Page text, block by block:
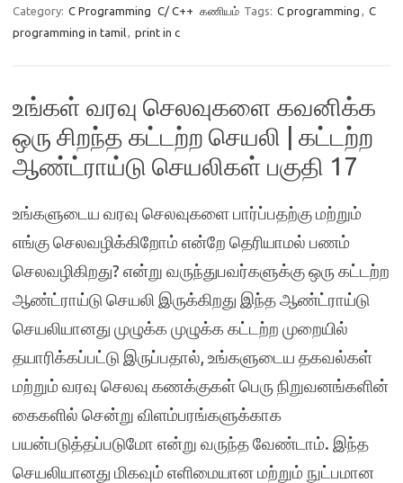
Category: C Programming C/ C++ கணியம் Tags: C programming , C
programming in tamil, print in c
உங்கள் வரவு செலவுகளை கவனிக்க
ஒரு சிறந்த கட்டற்ற செயலி | கட்டற்ற
ஆண்ட்ராய்டு செயலிகள் பகுதி 17
உங்களுடைய வரவு செலவுகளை பார்ப்பதற்கு மற்றும்
எங்கு செலவழிக்கிறோம் என்றே தெரியாமல் பணம்
செலவழிகிறது? என்று வருந்துபவர்களுக்கு ஒரு கட்டற்ற
ஆண்ட்ராய்டு செயலி இருக்கிறது இந்த ஆண்ட்ராய்டு
செயலியானது முழுக்க முழுக்க கட்டற்ற முறையில்
தயாரிக்கப்பட்டு இருப்பதால், உங்களுடைய தகவல்கள்
மற்றும் வரவு செலவு கணக்குகள் பெரு நிறுவனங்களின்
கைகளில் சென்று விளம்பரங்களுக்காக
பயன்படுத்தப்படுமோ என்று வருந்த வேண்டாம். இந்த
செயலியானது மிகவும் எளிமையான மற்றும் நுட்பமான